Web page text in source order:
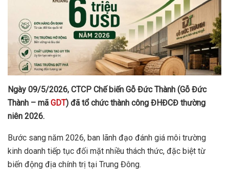
Ngày 09/5/2026, CTCP Chế biến Gỗ Đức Thành (Gỗ Đức
Thành – mã GDT) đã tổ chức thành công ĐHĐCĐ thường
niên 2026.
Bước sang năm 2026, ban lãnh đạo đánh giá môi trường
kinh doanh tiếp tục đối mặt nhiều thách thức, đặc biệt từ
biến động địa chính trị tại Trung Đông.